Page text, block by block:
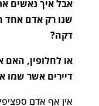
אבלאיך נאשים
שנו רק אדם אחד
דקה?
או לחלופין, האם
דיירים אשר שמו
אין אף אדם